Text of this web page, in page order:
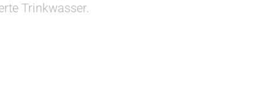
Trinkwasser.